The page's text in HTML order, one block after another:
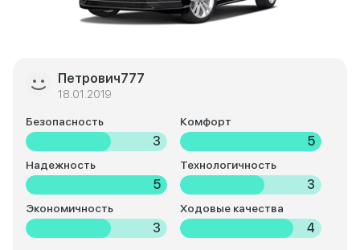
Петрович777
18.01.2019
Безопасность
3
Комфорт
5
Надежность
5
Технологичность
3
Экономичность
3
Ходовые качества
4